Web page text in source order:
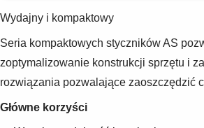
Usługi
About us
Złóż zamówienie
Skontaktuj się z nami
Wydajny i kompaktowy
Seria kompaktowych styczników AS
zoptymalizowanie konstrukcji sprzętu i
rozwiązania pozwalające zaoszczędzić
Główne korzyści